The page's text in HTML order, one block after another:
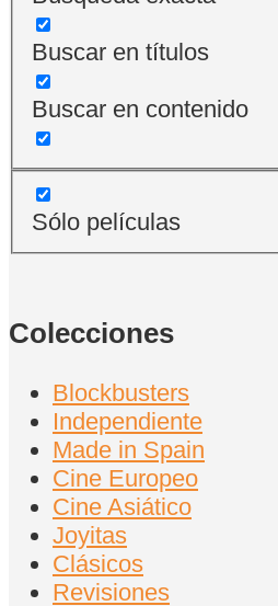
Buscar en títulos
Buscar en contenido
Sólo películas
Colecciones
Blockbusters
Independiente
Made in Spain
Cine Europeo
Cine Asiático
Joyitas
Clásicos
Revisiones